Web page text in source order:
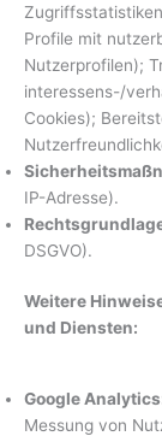
Profile mit
Nutzerprofilen);
interessens-/
Cookies);
IP-Adresse).
DSGVO).
Weitere
und Diensten:
Google
Messung von